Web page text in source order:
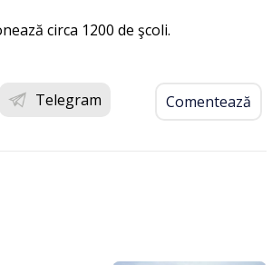
circa 1200 de şcoli.
Telegram Comentează